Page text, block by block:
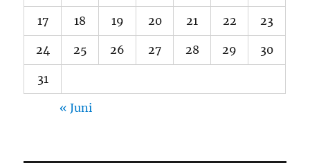
17 18 19 20 21 22 23
24 25 26 27 28 29 30
31
« Juni